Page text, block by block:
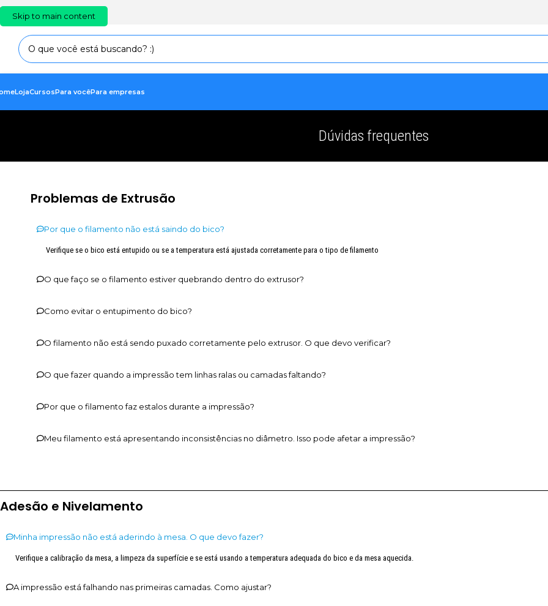
Skip to main content
EN PT ES
LojaCursosPara vocêPara empresas
Dúvidas frequentes
Problemas de Extrusão
Por que o filamento não está saindo do bico?
Verifique se o bico está entupido ou se a temperatura está ajustada corretamente para o tipo de filamento
O que faço se o filamento estiver quebrando dentro do extrusor?
Como evitar o entupimento do bico?
O filamento não está sendo puxado corretamente pelo extrusor. O que devo verificar?
O que fazer quando a impressão tem linhas ralas ou camadas faltando?
Por que o filamento faz estalos durante a impressão?
Meu filamento está apresentando inconsistências no diâmetro. Isso pode afetar a impressão?
Adesão e Nivelamento
Minha impressão não está aderindo à mesa. O que devo fazer?
Verifique a calibração da mesa, a limpeza da superfície e se está usando a temperatura adequada do bico e da mesa aquecida.
A impressão está falhando nas primeiras camadas. Como ajustar?